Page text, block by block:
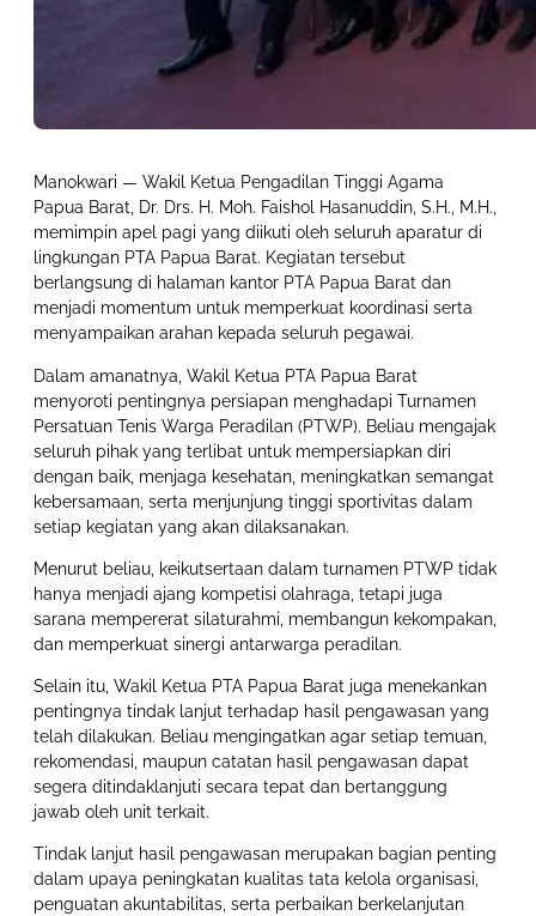
Manokwari — Wakil Ketua Pengadilan Tinggi Agama
Papua Barat, Dr. Drs. H. Moh. Faishol Hasanuddin, S.H., M.H.,
memimpin apel pagi yang diikuti oleh seluruh aparatur di
lingkungan PTA Papua Barat. Kegiatan tersebut
berlangsung di halaman kantor PTA Papua Barat dan
menjadi momentum untuk memperkuat koordinasi serta
menyampaikan arahan kepada seluruh pegawai.
Dalam amanatnya, Wakil Ketua PTA Papua Barat
menyoroti pentingnya persiapan menghadapi Turnamen
Persatuan Tenis Warga Peradilan (PTWP). Beliau mengajak
seluruh pihak yang terlibat untuk mempersiapkan diri
dengan baik, menjaga kesehatan, meningkatkan semangat
kebersamaan, serta menjunjung tinggi sportivitas dalam
setiap kegiatan yang akan dilaksanakan.
Menurut beliau, keikutsertaan dalam turnamen PTWP tidak
hanya menjadi ajang kompetisi olahraga, tetapi juga
sarana mempererat silaturahmi, membangun kekompakan,
dan memperkuat sinergi antarwarga peradilan.
Selain itu, Wakil Ketua PTA Papua Barat juga menekankan
pentingnya tindak lanjut terhadap hasil pengawasan yang
telah dilakukan. Beliau mengingatkan agar setiap temuan,
rekomendasi, maupun catatan hasil pengawasan dapat
segera ditindaklanjuti secara tepat dan bertanggung
jawab oleh unit terkait.
Tindak lanjut hasil pengawasan merupakan bagian penting
dalam upaya peningkatan kualitas tata kelola organisasi,
penguatan akuntabilitas, serta perbaikan berkelanjutan